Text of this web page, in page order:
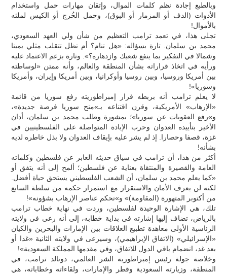
وبالطبع إجادة نظم كلمات الموال، وإتقان مهارات حمل واستخدام
الأدوات (الدف أو المزمار أو البوق)، وحمل الخُرج أو الكيس لملئه
بالأموال!
تجلى هذا، في تعمد ترامب التعظيم من شأن ولي العهد السعودي،
محمد بن سلمان. تارة بسؤاله: «هل تنام؟ أم تظل تتقلب مثلي يمينا
وشمالا في التفكير بما ينفع شعبك وازدهاره؟». وتارة بزعم الاعتماد عليه
ورأيه في اتخاذ قراراته بشأن المنطقة والعالم، وأنه ممتن «لوساطته
بين أمريكا وروسيا، وبين روسيا وأوكرانيا، وبين أمريكا وإيران، وأمريكا
وسوريا»!
لا يعلم ترامب أنه بربطه قرار إمبراطوريته رفع سوريا من قائمة
«الإرهاب» الأمريكية، وقرن اقتناعه بـ»منح سوريا فرصة جديدة»،
و»رفع العقوبات عن سوريا»؛ بمشورة وطلب محمد بن سلمان، أدان
الأخير بتأييده العدوان وحرب الإبادة المتواصلة على الفلسطينيين في
غزة، قصفا وحصارا. إذ لم يشر عليه بإيقاف العدوان ولا بذل خاطره لديه
بشأنه!
أكثر من هذا، أن ترامب في سياق حديثه العابر عن فلسطين وكلماته
العامة والقصيرة والمنتقاة بعناية عن فلسطين؛ ألمح إلى أنه يتفق أو
«كما يعلم محمد بن سلمان، أن الشعب الفلسطيني يستحق حياة أفضل.
لكنه لن يعرف الأمان والاستقرار مع استمرار حكمه من سلطة السابع
من أكتوبر المتهورة (المقاومة)» و»تحكم عناصر الإرهاب بشؤونه»!
تلك، هي الإشارة الوحيدة لفلسطين، وردت في نهاية خطاب ترامب
بالرياض، تضاف إليها إشارته في بداية خطابه، إلى أنه رعى في ولايته
الرئاسية الأولى معاهدة تطبيع العلاقات بين الإمارات والبحرين والكيان
«الإسرائيلي» (الاتفاق الإبراهيمي)، وسيرعى في ولايته الثانية «غدا أو
بعد غد، انضمام باقي الدول للاتفاق، وفي مقدمها المملكة السعودية»!
وخلاصة جولة رئيس إمبراطورية الشر العالمي، دونالد ترامب، في
المنطقة، وزيارته السعودية وقطر والإمارات، ولقاءاته وخطاباته، هي